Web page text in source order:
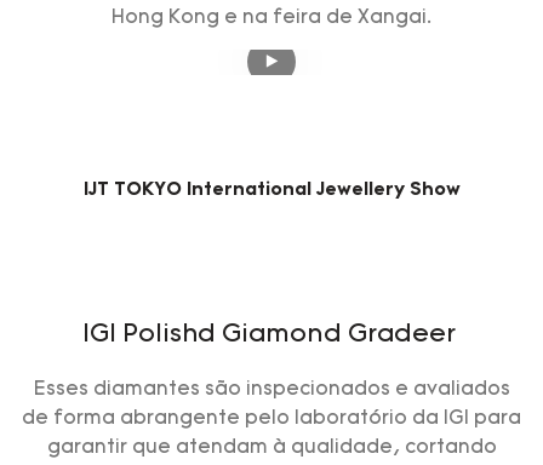
Hong Kong e na feira de Xangai.
IJT TOKYO International Jewellery Show
IGI Polishd Giamond Gradeer
Esses diamantes são inspecionados e avaliados
de forma abrangente pelo laboratório da IGI para
garantir que atendam à qualidade, cortando